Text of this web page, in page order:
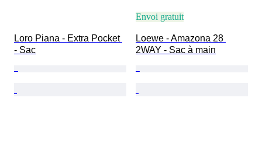
Loro Piana - Extra Pocket
- Sac
Envoi gratuit
Loewe - Amazona 28
2WAY - Sac à main